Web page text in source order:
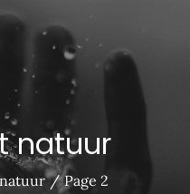
natuur
Page 2